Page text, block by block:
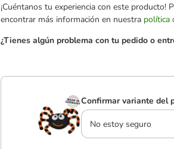
¡Cuéntanos tu experiencia con este
encontrar más información en nuestra política
¿Tienes algún problema con tu pedido o
Confirmar variante del
No estoy seguro